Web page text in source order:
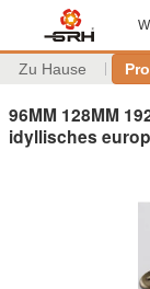
Zu Hause
96MM 128MM
idyllisches